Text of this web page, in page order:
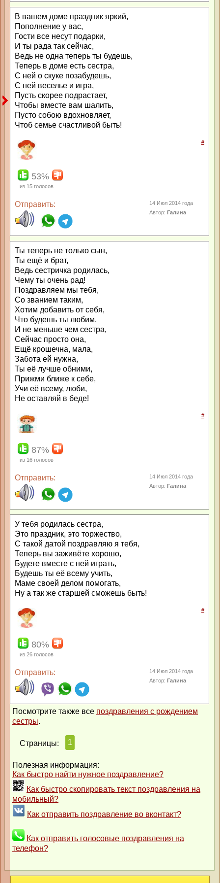
В вашем доме праздник яркий,
Пополнение у вас,
Гости все несут подарки,
И ты рада так сейчас,
Ведь не одна теперь ты будешь,
Теперь в доме есть сестра,
С ней о скуке позабудешь,
С ней веселье и игра,
Пусть скорее подрастает,
Чтобы вместе вам шалить,
Пусто собою вдохновляет,
Чтоб семье счастливой быть!
#
53%
из 15 голосов
Отправить:
14 Июл 2014 года
Автор:Галина
Ты теперь не только сын,
Ты ещё и брат,
Ведь сестричка родилась,
Чему ты очень рад!
Поздравляем мы тебя,
Со званием таким,
Хотим добавить от себя,
Что будешь ты любим,
И не меньше чем сестра,
Сейчас просто она,
Ещё крошечна, мала,
Забота ей нужна,
Ты её лучше обними,
Прижми ближе к себе,
Учи её всему, люби,
Не оставляй в беде!
#
87%
из 16 голосов
Отправить:
14 Июл 2014 года
Автор:Галина
У тебя родилась сестра,
Это праздник, это торжество,
С такой датой поздравляю я тебя,
Теперь вы заживёте хорошо,
Будете вместе с ней играть,
Будешь ты её всему учить,
Маме своей делом помогать,
Ну а так же старшей сможешь быть!
#
80%
из 26 голосов
Отправить:
14 Июл 2014 года
Автор:Галина
Посмотрите также все поздравления с рождением
сестры.
Страницы: 1
Полезная информация:
Как быстро найти нужное поздравление?
Как быстро скопировать текст поздравления на
мобильный?
Как отправить поздравление во вконтакт?
Как отправить голосовые поздравления на
телефон?